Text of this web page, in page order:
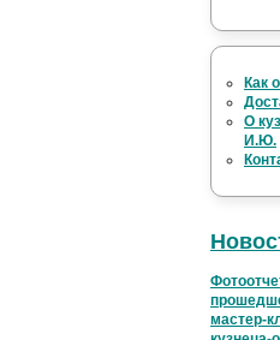
Как
О
И.Ю.
мастер-